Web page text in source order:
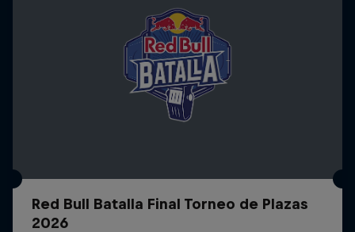
Red Bull Batalla Final Torneo de Plazas
2026